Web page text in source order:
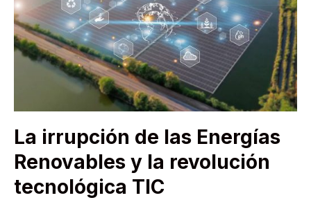
La irrupción de las Energías
Renovables y la revolución
tecnológica TIC